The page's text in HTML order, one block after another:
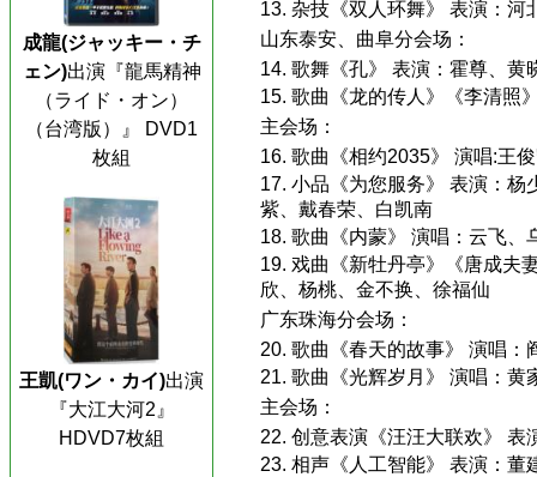
成龍(ジャッキー・チ
ェン)出演『龍馬精神
（ライド・オン）
（台湾版）』 DVD1
枚組
王凱(ワン・カイ)出演
『大江大河2』
HDVD7枚組
13. 杂技《双人环舞》 表演：河
山东泰安、曲阜分会场：
14. 歌舞《孔》 表演：霍尊、
15. 歌曲《龙的传人》《李清照
主会场：
16. 歌曲《相约2035》 演唱:王
17. 小品《为您服务》 表演：
紫、戴春荣、白凯南
18. 歌曲《内蒙》 演唱：云飞
19. 戏曲《新牡丹亭》《唐成夫
欣、杨桃、金不换、徐福仙
广东珠海分会场：
20. 歌曲《春天的故事》 演唱：
21. 歌曲《光辉岁月》 演唱：黄
主会场：
22. 创意表演《汪汪大联欢》 表
23. 相声《人工智能》 表演：董